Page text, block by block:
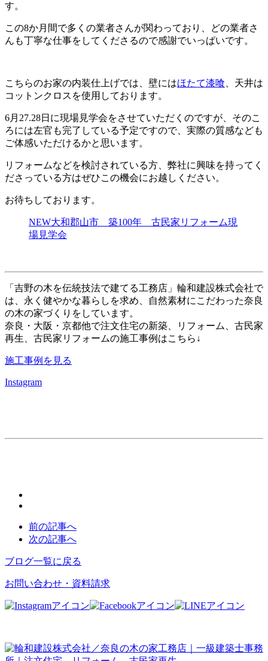
す。
この8か月間で多くの業者さんが関わっており、どの業者さ
んも丁寧な仕事をしてくださるので感謝でいっぱいです。
こちらのお家の内装仕上げでは、壁にはほたて漆喰、天井は
コットンクロスを使用しております。
6月27.28日に現場見学会をさせていただくのですが、そのこ
ろには左官も完了している予定ですので、実際の質感なども
ご体感いただけるかと思います。
リフォームなどを検討されている方、弊社に興味を持ってく
ださっている方はぜひこの機会にお越しください。
お待ちしております。
NEW大和郡山市 築100年 古民家リフォーム現
場見学会
「吉野の木を伝統技法で建てる工務店」輪和建設株式会社で
は、永く健やかな暮らしを求め、自然素材にこだわった奈良
の木の家づくりをしています。
奈良・大阪・京都他で注文住宅の新築、リフォーム、古民家
再生、古民家リフォームの施工事例はこちら↓
施工事例を見る
Instagram
前の記事へ
次の記事へ
ブログ一覧に戻る
お問い合わせ・資料請求